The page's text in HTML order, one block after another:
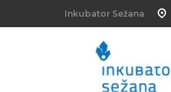
Inkubator Sežana